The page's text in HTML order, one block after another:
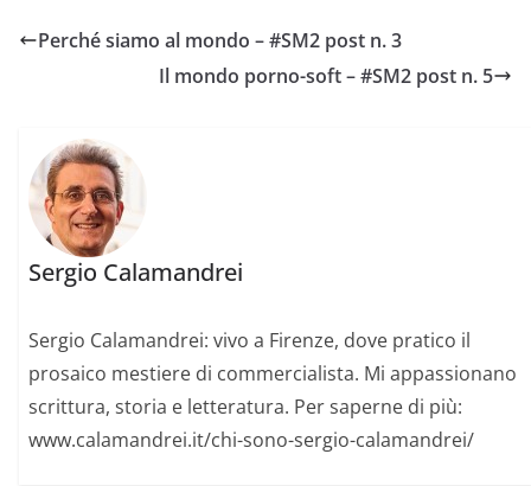
Perché siamo al mondo – #SM2 post n. 3
Il mondo porno-soft – #SM2 post n. 5
Sergio Calamandrei
Sergio Calamandrei: vivo a Firenze, dove pratico il
prosaico mestiere di commercialista. Mi appassionano
scrittura, storia e letteratura. Per saperne di più:
www.calamandrei.it/chi-sono-sergio-calamandrei/